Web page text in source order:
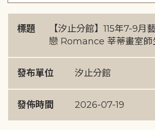
標題
【汐止分館】115年7-9月
戀 Romance 莘蒂畫室師
發布單位 汐止分館
發佈時間 2026-07-19